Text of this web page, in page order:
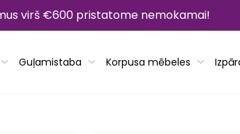
virš €600 pristatome nemokamai!
Guļamistaba Korpusa mēbeles